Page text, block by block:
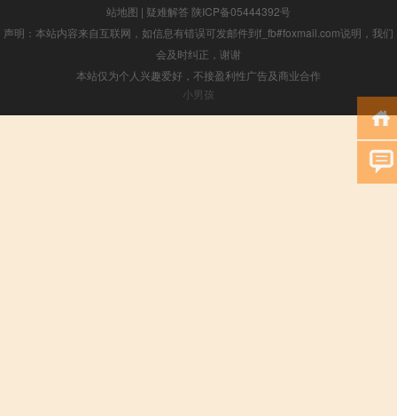
站地图 | 疑难解答 陕ICP备05444392号
声明：本站内容来自互联网，如信息有错误可发邮件到f_fb#foxmail.com说明，我们
会及时纠正，谢谢
本站仅为个人兴趣爱好，不接盈利性广告及商业合作
小男孩